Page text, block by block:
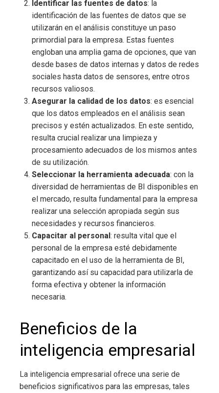
Identificar las fuentes de datos: la
identificación de las fuentes de datos que se
utilizarán en el análisis constituye un paso
primordial para la empresa. Estas fuentes
engloban una amplia gama de opciones, que van
desde bases de datos internas y datos de redes
sociales hasta datos de sensores, entre otros
recursos valiosos.
Asegurar la calidad de los datos: es esencial
que los datos empleados en el análisis sean
precisos y estén actualizados. En este sentido,
resulta crucial realizar una limpieza y
procesamiento adecuados de los mismos antes
de su utilización.
Seleccionar la herramienta adecuada: con la
diversidad de herramientas de BI disponibles en
el mercado, resulta fundamental para la empresa
realizar una selección apropiada según sus
necesidades y recursos financieros.
Capacitar al personal: resulta vital que el
personal de la empresa esté debidamente
capacitado en el uso de la herramienta de BI,
garantizando así su capacidad para utilizarla de
forma efectiva y obtener la información
necesaria.
Beneficios de la
inteligencia empresarial
La inteligencia empresarial ofrece una serie de
beneficios significativos para las empresas, tales